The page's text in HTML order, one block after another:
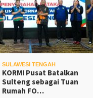
SULAWESI TENGAH
KORMI Pusat Batalkan
Sulteng sebagai Tuan
Rumah FO…